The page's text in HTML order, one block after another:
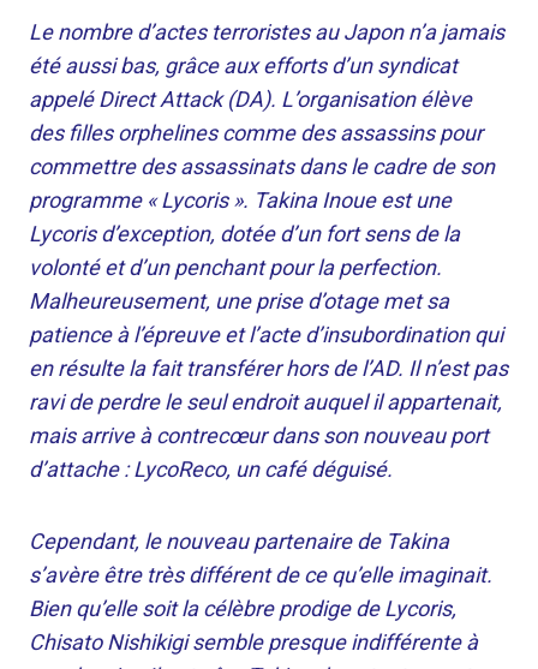
Le nombre d’actes terroristes au Japon n’a jamais
été aussi bas, grâce aux efforts d’un syndicat
appelé Direct Attack (DA). L’organisation élève
des filles orphelines comme des assassins pour
commettre des assassinats dans le cadre de son
programme « Lycoris ». Takina Inoue est une
Lycoris d’exception, dotée d’un fort sens de la
volonté et d’un penchant pour la perfection.
Malheureusement, une prise d’otage met sa
patience à l’épreuve et l’acte d’insubordination qui
en résulte la fait transférer hors de l’AD. Il n’est pas
ravi de perdre le seul endroit auquel il appartenait,
mais arrive à contrecœur dans son nouveau port
d’attache : LycoReco, un café déguisé.
Cependant, le nouveau partenaire de Takina
s’avère être très différent de ce qu’elle imaginait.
Bien qu’elle soit la célèbre prodige de Lycoris,
Chisato Nishikigi semble presque indifférente à